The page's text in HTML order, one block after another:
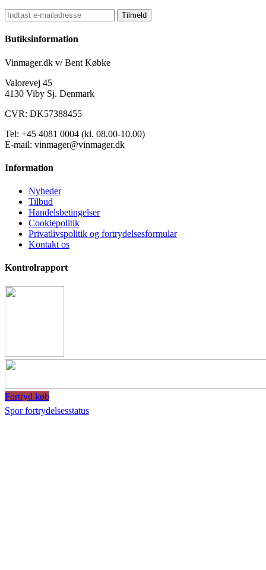
Tilmeld
Butiksinformation
Vinmager.dk v/ Bent Købke
Valorevej 45
4130 Viby Sj. Denmark
CVR: DK57388455
Tel: +45 4081 0004 (kl. 08.00-10.00)
E-mail: vinmager@vinmager.dk
Information
Nyheder
Tilbud
Handelsbetingelser
Cookiepolitik
Privatlivspolitik og fortrydelsesformular
Kontakt os
Kontrolrapport
Fortryd køb
Spor fortrydelsesstatus